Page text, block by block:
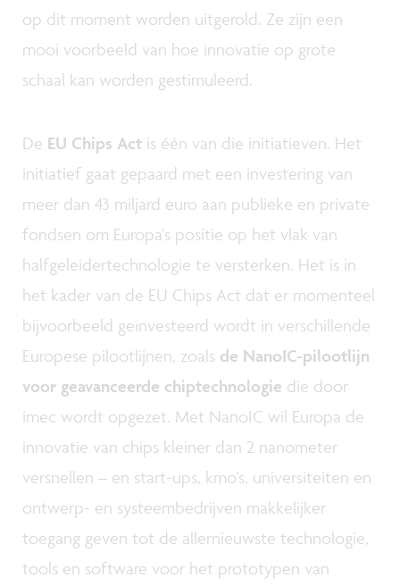
op dit moment worden uitgerold. Ze zijn een
mooi voorbeeld van hoe innovatie op grote
schaal kan worden gestimuleerd.
De EU Chips Act is één van die initiatieven. Het
initiatief gaat gepaard met een investering van
meer dan 43 miljard euro aan publieke en private
fondsen om Europa’s positie op het vlak van
halfgeleidertechnologie te versterken. Het is in
het kader van de EU Chips Act dat er momenteel
bijvoorbeeld geïnvesteerd wordt in verschillende
Europese pilootlijnen, zoals de NanoIC-pilootlijn
voor geavanceerde chiptechnologie die door
imec wordt opgezet. Met NanoIC wil Europa de
innovatie van chips kleiner dan 2 nanometer
versnellen – en start-ups, kmo’s, universiteiten en
ontwerp- en systeembedrijven makkelijker
toegang geven tot de allernieuwste technologie,
tools en software voor het prototypen van